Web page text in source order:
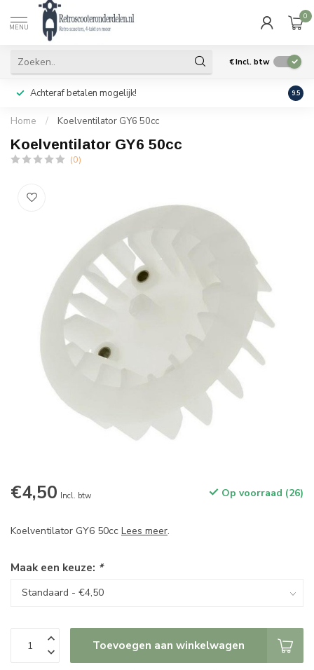
MENU
0
€Incl. btw
Achteraf betalen mogelijk! Geen
9.5
Home / Koelventilator GY6 50cc
Koelventilator GY6 50cc
(0)
€4,50 Incl. btw Op voorraad (26)
Koelventilator GY6 50cc Lees meer.
Maak een keuze: *
Toevoegen aan winkelwagen